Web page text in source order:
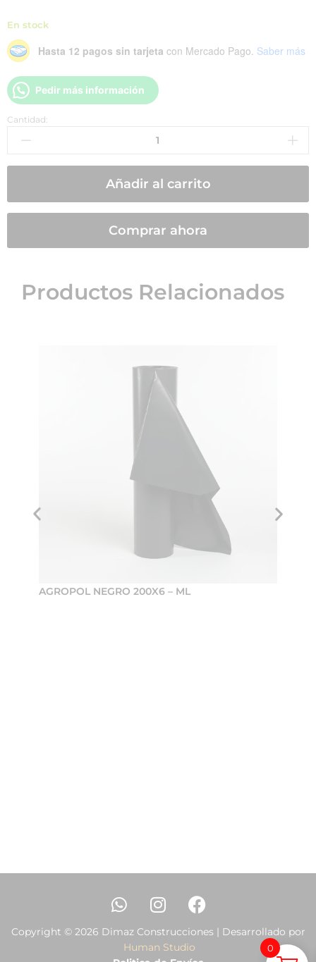
En stock
Hasta 12 pagos sin tarjeta con Mercado Pago. Saber más
Pedir más información
Cantidad:
Añadir al carrito
Comprar ahora
Productos Relacionados
AGROPOL NEGRO 200X6 – ML
Copyright © 2026 Dimaz Construcciones | Desarrollado por
Human Studio
0